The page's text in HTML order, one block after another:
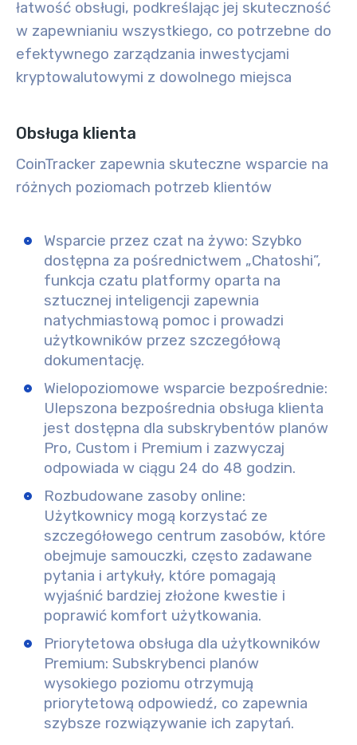
łatwość obsługi, podkreślając jej skuteczność
w zapewnianiu wszystkiego, co potrzebne do
efektywnego zarządzania inwestycjami
kryptowalutowymi z dowolnego miejsca
Obsługa klienta
CoinTracker zapewnia skuteczne wsparcie na
różnych poziomach potrzeb klientów
Wsparcie przez czat na żywo: Szybko
dostępna za pośrednictwem „Chatoshi”,
funkcja czatu platformy oparta na
sztucznej inteligencji zapewnia
natychmiastową pomoc i prowadzi
użytkowników przez szczegółową
dokumentację.
Wielopoziomowe wsparcie bezpośrednie:
Ulepszona bezpośrednia obsługa klienta
jest dostępna dla subskrybentów planów
Pro, Custom i Premium i zazwyczaj
odpowiada w ciągu 24 do 48 godzin.
Rozbudowane zasoby online:
Użytkownicy mogą korzystać ze
szczegółowego centrum zasobów, które
obejmuje samouczki, często zadawane
pytania i artykuły, które pomagają
wyjaśnić bardziej złożone kwestie i
poprawić komfort użytkowania.
Priorytetowa obsługa dla użytkowników
Premium: Subskrybenci planów
wysokiego poziomu otrzymują
priorytetową odpowiedź, co zapewnia
szybsze rozwiązywanie ich zapytań.